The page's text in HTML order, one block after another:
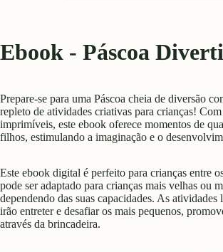
Ebook - Páscoa
Prepare-se para uma Páscoa cheia de diversão
repleto de atividades criativas para crianças!
imprimíveis, este ebook oferece momentos de
filhos, estimulando a imaginação e o
Este ebook digital é perfeito para crianças entre
pode ser adaptado para crianças mais velhas ou
dependendo das suas capacidades. As atividades
irão entreter e desafiar os mais pequenos,
através da brincadeira.